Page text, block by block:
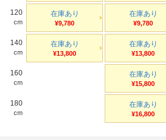
120
cm
在庫あり
¥9,780
在庫あり
¥9,780
140
cm
在庫あり
¥13,800
在庫あり
¥13,800
160
cm
在庫あり
¥15,800
180
cm
在庫あり
¥16,800